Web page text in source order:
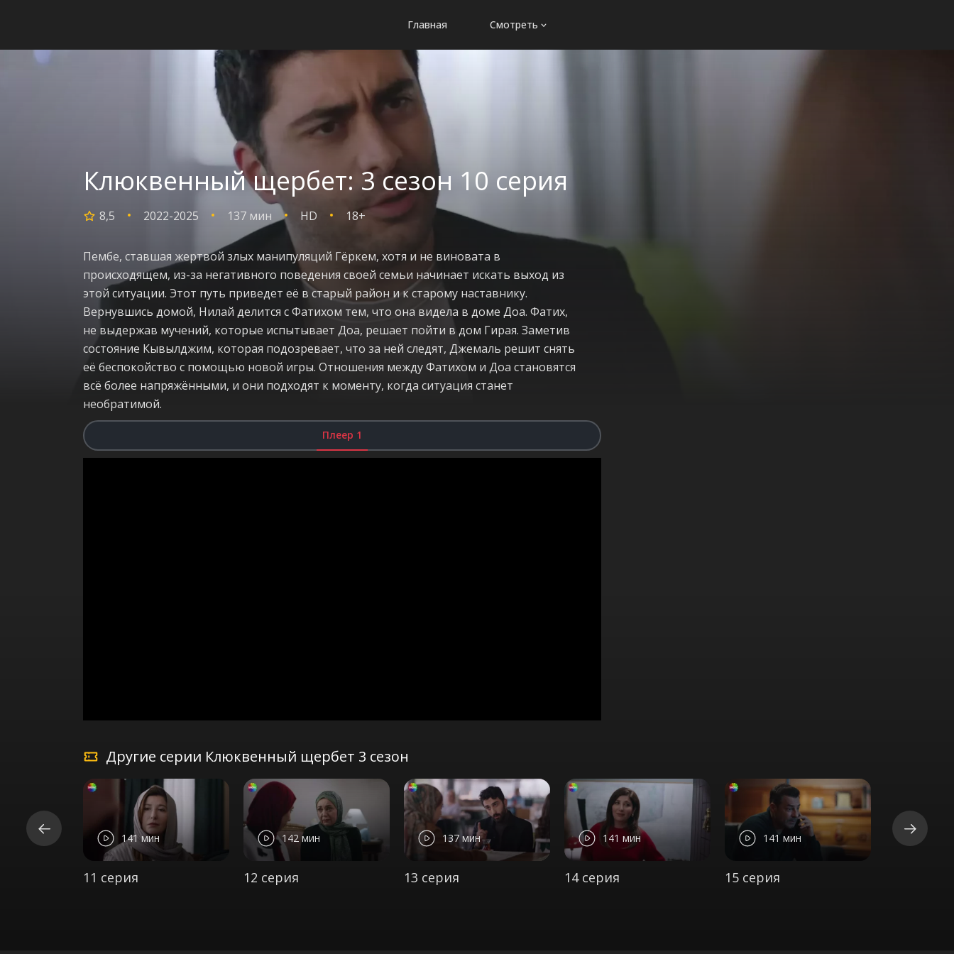
Главная Смотреть
Клюквенный щербет: 3 сезон 10 серия
8,5 2022-2025 137 мин HD 18+
Пембе, ставшая жертвой злых манипуляций Гёркем, хотя и не виновата в
происходящем, из-за негативного поведения своей семьи начинает искать выход из
этой ситуации. Этот путь приведет её в старый район и к старому наставнику.
Вернувшись домой, Нилай делится с Фатихом тем, что она видела в доме Доа. Фатих,
не выдержав мучений, которые испытывает Доа, решает пойти в дом Гирая. Заметив
состояние Кывылджим, которая подозревает, что за ней следят, Джемаль решит снять
её беспокойство с помощью новой игры. Отношения между Фатихом и Доа становятся
всё более напряжёнными, и они подходят к моменту, когда ситуация станет
необратимой.
Плеер 1
Другие серии Клюквенный щербет 3 сезон
141 мин
11 серия
142 мин
12 серия
137 мин
13 серия
141 мин
14 серия
141 мин
15 серия
149